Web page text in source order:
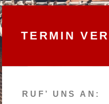
TERMIN
RUF’ UNS AN: